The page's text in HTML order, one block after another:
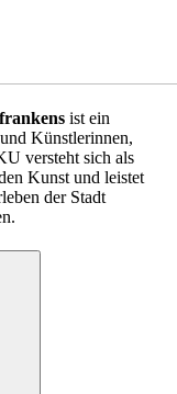
ist ein
Künstlerinnen,
versteht sich als
Kunst und leistet
der Stadt